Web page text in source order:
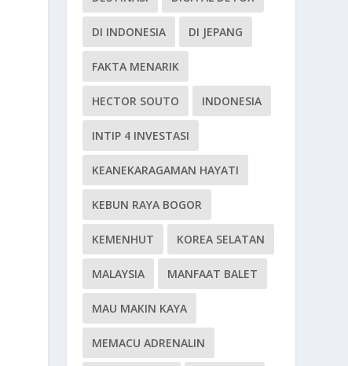
DI INDONESIA DI JEPANG
FAKTA MENARIK
HECTOR SOUTO INDONESIA
INTIP 4 INVESTASI
KEANEKARAGAMAN HAYATI
KEBUN RAYA BOGOR
KEMENHUT KOREA SELATAN
MALAYSIA MANFAAT BALET
MAU MAKIN KAYA
MEMACU ADRENALIN